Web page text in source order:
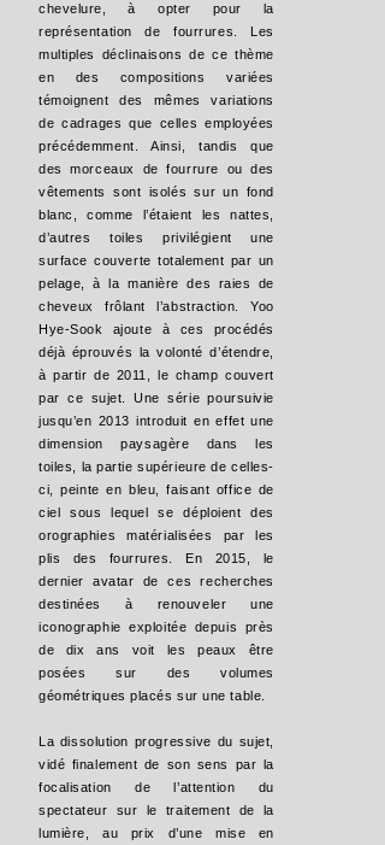
chevelure, à opter pour la
représentation de fourrures. Les
multiples déclinaisons de ce thème
en des compositions variées
témoignent des mêmes variations
de cadrages que celles employées
précédemment. Ainsi, tandis que
des morceaux de fourrure ou des
vêtements sont isolés sur un fond
blanc, comme l’étaient les nattes,
d’autres toiles privilégient une
surface couverte totalement par un
pelage, à la manière des raies de
cheveux frôlant l’abstraction. Yoo
Hye-Sook ajoute à ces procédés
déjà éprouvés la volonté d’étendre,
à partir de 2011, le champ couvert
par ce sujet. Une série poursuivie
jusqu’en 2013 introduit en effet une
dimension paysagère dans les
toiles, la partie supérieure de celles-
ci, peinte en bleu, faisant office de
ciel sous lequel se déploient des
orographies matérialisées par les
plis des fourrures. En 2015, le
dernier avatar de ces recherches
destinées à renouveler une
iconographie exploitée depuis près
de dix ans voit les peaux être
posées sur des volumes
géométriques placés sur une table.
La dissolution progressive du sujet,
vidé finalement de son sens par la
focalisation de l’attention du
spectateur sur le traitement de la
lumière, au prix d’une mise en